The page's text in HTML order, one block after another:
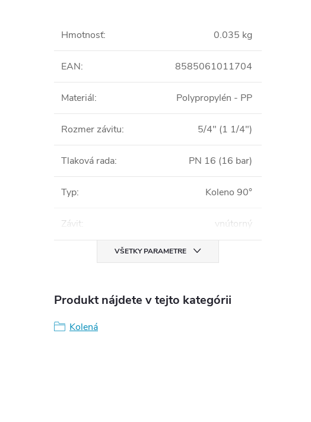
Hmotnosť: 0.035 kg
EAN: 8585061011704
Materiál: Polypropylén - PP
Rozmer závitu: 5/4" (1 1/4")
Tlaková rada: PN 16 (16 bar)
Typ: Koleno 90°
Závit: vnútorný
VŠETKY PARAMETRE
Produkt nájdete v tejto kategórii
Kolená